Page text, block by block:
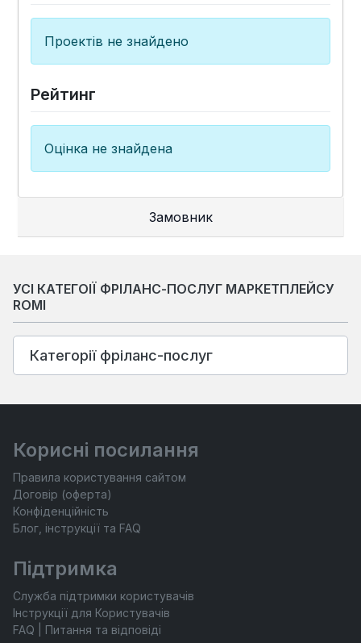
Проектів не знайдено
Рейтинг
Оцінка не знайдена
Замовник
УСІ КАТЕГОІЇ ФРІЛАНС-ПОСЛУГ МАРКЕТПЛЕЙСУ
ROMI
Категорії фріланс-послуг
Корисні посилання
Правила користування сайтом
Договір (оферта)
Конфіденційність
Блог, інструкції та FAQ
Підтримка
Служба підтримки користувачів
Інструкції для Користувачів
FAQ | Питання та відповіді